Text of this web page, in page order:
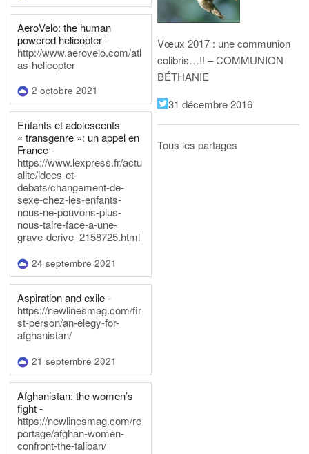
AeroVelo: the human
powered helicopter -
http://www.aerovelo.com/atl
as-helicopter
2 octobre 2021
Enfants et adolescents
« transgenre »: un appel en
France -
https://www.lexpress.fr/actu
alite/idees-et-
debats/changement-de-
sexe-chez-les-enfants-
nous-ne-pouvons-plus-
nous-taire-face-a-une-
grave-derive_2158725.html
24 septembre 2021
Aspiration and exile -
https://newlinesmag.com/fir
st-person/an-elegy-for-
afghanistan/
21 septembre 2021
Afghanistan: the women’s
fight -
https://newlinesmag.com/re
portage/afghan-women-
confront-the-taliban/
Vœux 2017 : une communion
colibris…!! – COMMUNION
BÉTHANIE
31 décembre 2016
Tous les partages